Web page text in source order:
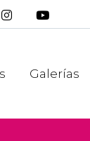
Galerías